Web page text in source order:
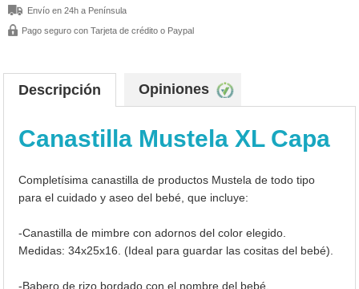
Envío en 24h a Península
Pago seguro con Tarjeta de crédito o Paypal
Descripción Opiniones
Canastilla Mustela XL Capa
Completísima canastilla de productos Mustela de todo tipo
para el cuidado y aseo del bebé, que incluye:
-Canastilla de mimbre con adornos del color elegido.
Medidas: 34x25x16. (Ideal para guardar las cositas del bebé).
-Babero de rizo bordado con el nombre del bebé.